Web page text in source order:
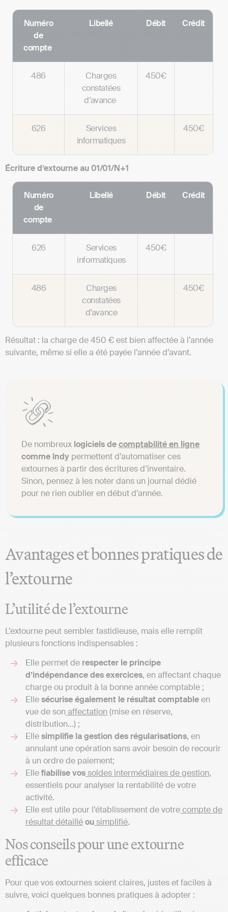
Numéro
de
compte
Libellé Débit Crédit
486
Charges
constatées
d’avance
450€
626
Services
informatiques
450€
Écriture d’extourne au 01/01/N+1
Numéro
de
compte
Libellé Débit Crédit
626
Services
informatiques
450€
486
Charges
constatées
d’avance
450€
Résultat : la charge de 450 € est bien affectée à l’année
suivante, même si elle a été payée l’année d’avant.
De nombreux logiciels decomptabilité en ligne
comme Indy permettent d’automatiser ces
extournes à partir des écritures d’inventaire.
Sinon, pensez à les noter dans un journal dédié
pour ne rien oublier en début d’année.
Avantages et bonnes pratiques de
l’extourne
L’utilité de l’extourne
L’extourne peut sembler fastidieuse, mais elle remplit
plusieurs fonctions indispensables :
Elle permet de respecter le principe
d’indépendance des exercices, en affectant chaque
charge ou produit à la bonne année comptable ;
Ellesécurise également le résultat comptableen
vue de son affectation (mise en réserve,
distribution…) ;
Ellesimplifie la gestion des régularisations, en
annulant une opération sans avoir besoin de recourir
à un ordre de paiement;
Ellefiabilise vossoldes intermédiaires de gestion,
essentiels pour analyser la rentabilité de votre
activité.
Elle est utile pour l’établissement de votrecompte de
résultat détailléousimplifié.
Nos conseils pour une extourne
efficace
Pour que vos extournes soient claires, justes et faciles à
suivre, voici quelques bonnes pratiques à adopter :